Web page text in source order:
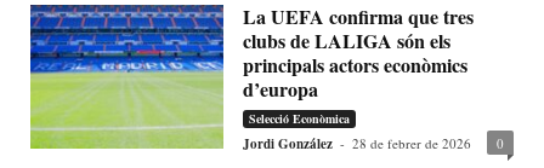
La UEFA confirma que tres
clubs de LALIGA són els
principals actors econòmics
d’europa
Selecció Econòmica
Jordi González - 28 de febrer de 2026 0